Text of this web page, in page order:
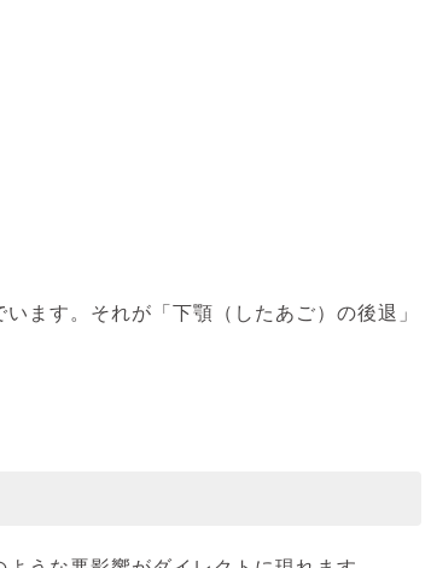
います。それが「下顎（したあご）の後退」